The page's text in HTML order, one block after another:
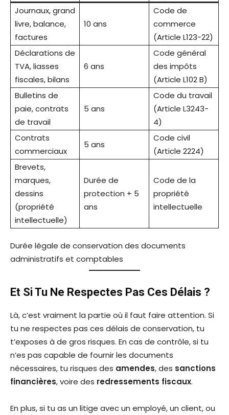
Journaux, grand
livre, balance,
factures
10 ans
Code de
commerce
(Article L123-22)
Déclarations de
TVA, liasses
fiscales, bilans
6 ans
Code général
des impôts
(Article L102 B)
Bulletins de
paie, contrats
de travail
5 ans
Code du travail
(Article L3243-
4)
Contrats
commerciaux
5 ans
Code civil
(Article 2224)
Brevets,
marques,
dessins
(propriété
intellectuelle)
Durée de
protection + 5
ans
Code de la
propriété
intellectuelle
Durée légale de conservation des documents
administratifs et comptables
Et Si Tu Ne Respectes Pas Ces Délais ?
Là, c’est vraiment la partie où il faut faire attention. Si
tu ne respectes pas ces délais de conservation, tu
t’exposes à de gros risques. En cas de contrôle, si tu
n’es pas capable de fournir les documents
nécessaires, tu risques des amendes, des sanctions
financières, voire des redressements fiscaux.
En plus, si tu as un litige avec un employé, un client, ou